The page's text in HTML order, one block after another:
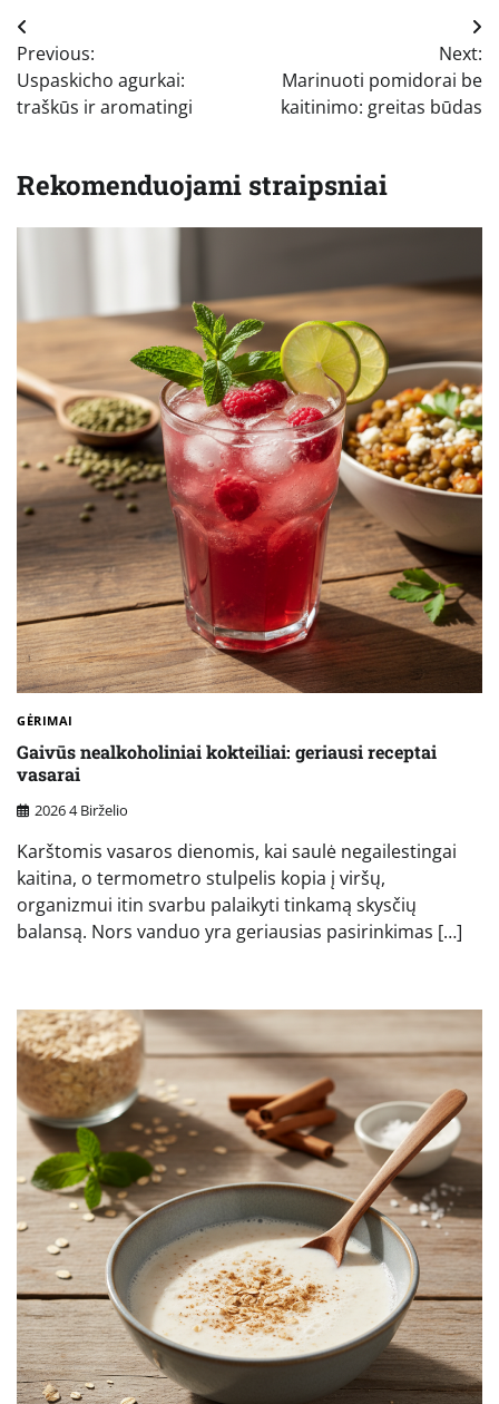
Navigacija
tarp
įrašų
Previous:
Uspaskicho agurkai:
traškūs ir aromatingi
Next:
Marinuoti pomidorai be
kaitinimo: greitas būdas
Rekomenduojami straipsniai
GĖRIMAI
Gaivūs nealkoholiniai kokteiliai: geriausi receptai
vasarai
2026 4 Birželio
Karštomis vasaros dienomis, kai saulė negailestingai
kaitina, o termometro stulpelis kopia į viršų,
organizmui itin svarbu palaikyti tinkamą skysčių
balansą. Nors vanduo yra geriausias pasirinkimas […]